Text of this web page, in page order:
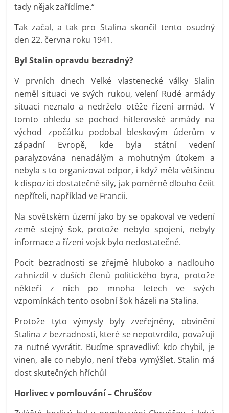
tady nějak zařídíme.“
Tak začal, a tak pro Stalina skončil tento osudný
den 22. června roku 1941.
Byl Stalin opravdu bezradný?
V prvních dnech Velké vlastenecké války Slalin
neměl situaci ve svých rukou, velení Rudé armády
situaci neznalo a nedrželo otěže řízení armád. V
tomto ohledu se pochod hitlerovské armády na
východ zpočátku podobal bleskovým úderům v
západní Evropě, kde byla státní vedení
paralyzována nenadálým a mohutným útokem a
nebyla s to organizovat odpor, i když měla většinou
k dispozici dostatečně sily, jak poměrně dlouho čeiit
nepříteli, například ve Francii.
Na sovětském území jako by se opakoval ve vedení
země stejný šok, protože nebylo spojeni, nebyly
informace a řízeni vojsk bylo nedostatečné.
Pocit bezradnosti se zřejmě hluboko a nadlouho
zahnízdil v duších členů politického byra, protože
někteří z nich po mnoha letech ve svých
vzpomínkách tento osobní šok házeli na Stalina.
Protože tyto výmysly byly zveřejněny, obvinění
Stalina z bezradnosti, které se nepotvrdilo, považuji
za nutné vyvrátit. Buďme spravedliví: kdo chybil, je
vinen, ale co nebylo, není třeba vymýšlet. Stalin má
dost skutečných hříchůl
Horlivec v pomlouvání – Chruščov